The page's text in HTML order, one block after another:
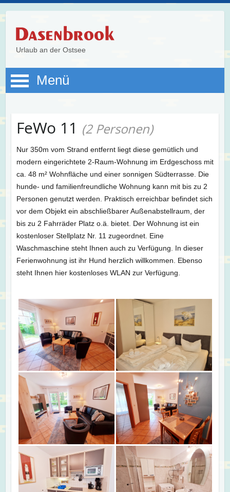
Urlaub an der Ostsee
Menü
FeWo 11 (2 Personen)
Nur 350m vom Strand entfernt liegt diese gemütlich und
modern eingerichtete 2-Raum-Wohnung im Erdgeschoss mit
ca. 48 m² Wohnfläche und einer sonnigen Südterrasse. Die
hunde- und familienfreundliche Wohnung kann mit bis zu 2
Personen genutzt werden. Praktisch erreichbar befindet sich
vor dem Objekt ein abschließbarer Außenabstellraum, der
bis zu 2 Fahrräder Platz o.ä. bietet. Der Wohnung ist ein
kostenloser Stellplatz Nr. 11 zugeordnet. Eine
Waschmaschine steht Ihnen auch zu Verfügung. In dieser
Ferienwohnung ist ihr Hund herzlich willkommen. Ebenso
steht Ihnen hier kostenloses WLAN zur Verfügung.